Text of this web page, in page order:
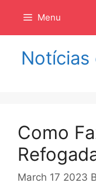
isi
Menu
Notícias
Como
March 17 2023